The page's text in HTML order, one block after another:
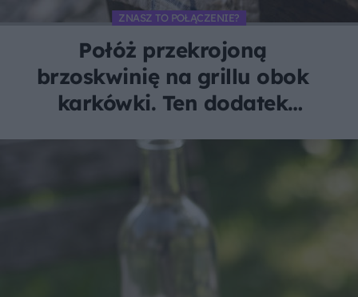
ZNASZ TO POŁĄCZENIE?
Połóż przekrojoną
brzoskwinię na grillu obok
karkówki. Ten dodatek